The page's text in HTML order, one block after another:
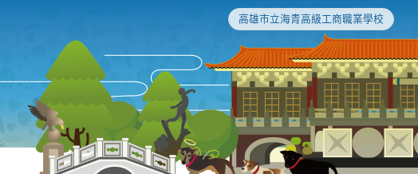
高雄市立海青高級工商職業學校